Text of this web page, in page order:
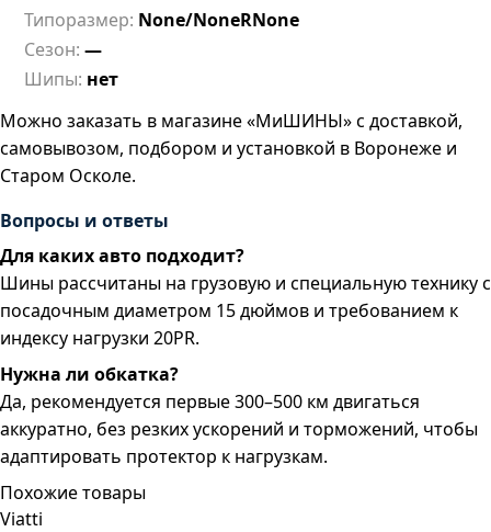
Типоразмер: None/NoneRNone
Сезон: —
Шипы: нет
Можно заказать в магазине «МиШИНЫ» с доставкой,
самовывозом, подбором и установкой в Воронеже и
Старом Осколе.
Вопросы и ответы
Для каких авто подходит?
Шины рассчитаны на грузовую и специальную технику с
посадочным диаметром 15 дюймов и требованием к
индексу нагрузки 20PR.
Нужна ли обкатка?
Да, рекомендуется первые 300–500 км двигаться
аккуратно, без резких ускорений и торможений, чтобы
адаптировать протектор к нагрузкам.
Похожие товары
Viatti